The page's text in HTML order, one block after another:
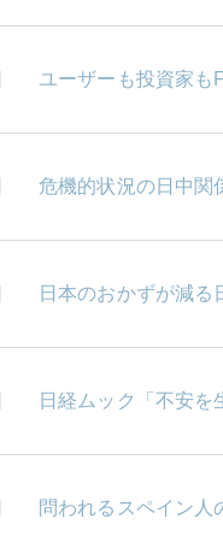
ユーザーも投資家も
危機的状況の日中関
日本のおかずが減る
日経ムック「不安を
問われるスペイン人